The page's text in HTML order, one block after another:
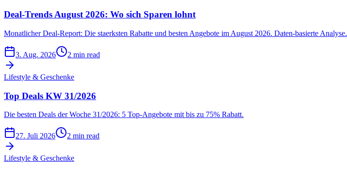
Deal-Trends August 2026: Wo sich Sparen lohnt
Monatlicher Deal-Report: Die staerksten Rabatte und besten Angebote im August 2026. Daten-basierte Analyse.
3. Aug. 2026 2 min read
Lifestyle & Geschenke
Top Deals KW 31/2026
Die besten Deals der Woche 31/2026: 5 Top-Angebote mit bis zu 75% Rabatt.
27. Juli 2026 2 min read
Lifestyle & Geschenke